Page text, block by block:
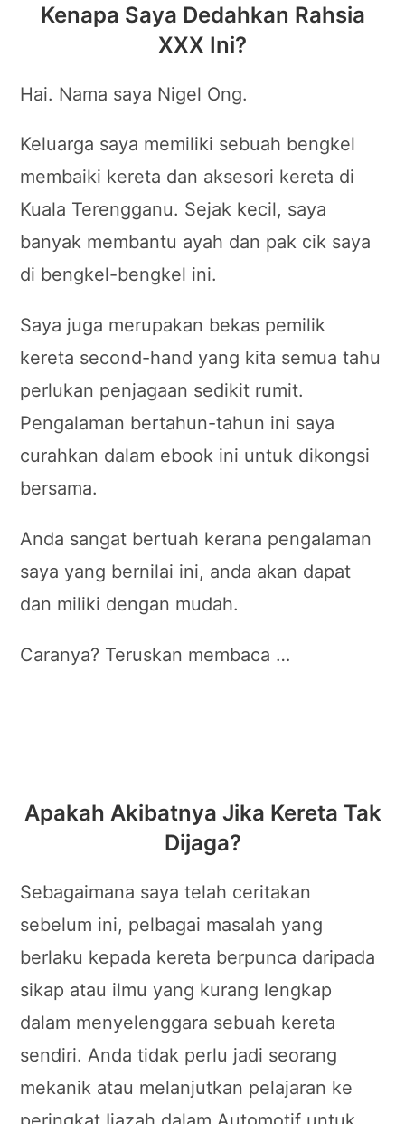
Kenapa Saya Dedahkan Rahsia
XXX Ini?
Hai. Nama saya Nigel Ong.
Keluarga saya memiliki sebuah bengkel
membaiki kereta dan aksesori kereta di
Kuala Terengganu. Sejak kecil, saya
banyak membantu ayah dan pak cik saya
di bengkel-bengkel ini.
Saya juga merupakan bekas pemilik
kereta second-hand yang kita semua tahu
perlukan penjagaan sedikit rumit.
Pengalaman bertahun-tahun ini saya
curahkan dalam ebook ini untuk dikongsi
bersama.
Anda sangat bertuah kerana pengalaman
saya yang bernilai ini, anda akan dapat
dan miliki dengan mudah.
Caranya? Teruskan membaca …
Apakah Akibatnya Jika Kereta Tak
Dijaga?
Sebagaimana saya telah ceritakan
sebelum ini, pelbagai masalah yang
berlaku kepada kereta berpunca daripada
sikap atau ilmu yang kurang lengkap
dalam menyelenggara sebuah kereta
sendiri. Anda tidak perlu jadi seorang
mekanik atau melanjutkan pelajaran ke